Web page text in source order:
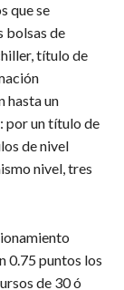
que se
bolsas de
título de
hasta un
por un título de
de nivel
nivel, tres
0.75 puntos los
de 30 ó